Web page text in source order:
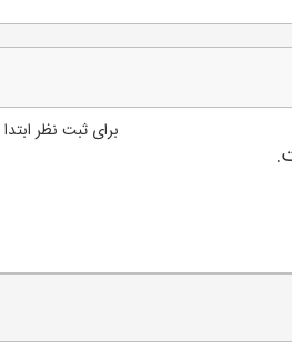
برای ثبت نظر ابتدا